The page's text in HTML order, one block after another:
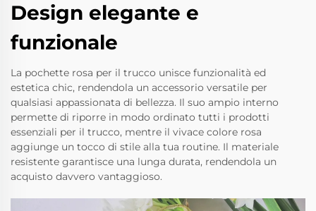
Design elegante e
funzionale
La pochette rosa per il trucco unisce funzionalità ed
estetica chic, rendendola un accessorio versatile per
qualsiasi appassionata di bellezza. Il suo ampio interno
permette di riporre in modo ordinato tutti i prodotti
essenziali per il trucco, mentre il vivace colore rosa
aggiunge un tocco di stile alla tua routine. Il materiale
resistente garantisce una lunga durata, rendendola un
acquisto davvero vantaggioso.